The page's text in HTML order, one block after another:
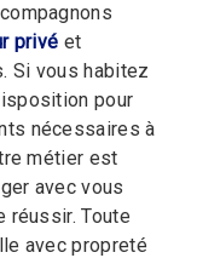
privé et
Si vous habitez
pour
nécessaires à
métier est
avec vous
réussir. Toute
avec propreté